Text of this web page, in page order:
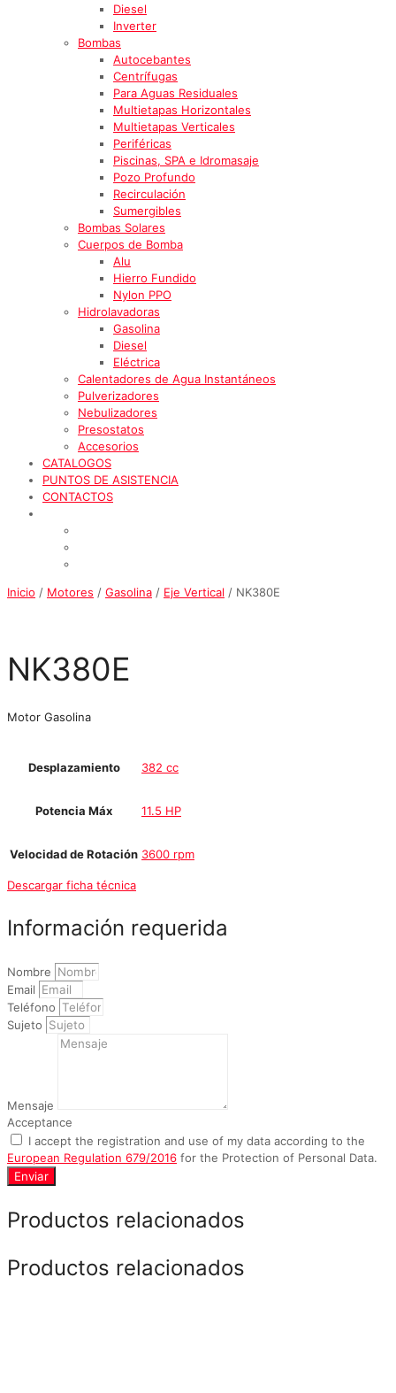
Diesel
Inverter
Bombas
Autocebantes
Centrífugas
Para Aguas Residuales
Multietapas Horizontales
Multietapas Verticales
Periféricas
Piscinas, SPA e Idromasaje
Pozo Profundo
Recirculación
Sumergibles
Bombas Solares
Cuerpos de Bomba
Alu
Hierro Fundido
Nylon PPO
Hidrolavadoras
Gasolina
Diesel
Eléctrica
Calentadores de Agua Instantáneos
Pulverizadores
Nebulizadores
Presostatos
Accesorios
CATALOGOS
PUNTOS DE ASISTENCIA
CONTACTOS
Inicio / Motores / Gasolina / Eje Vertical / NK380E
NK380E
Motor Gasolina
Desplazamiento 382 cc
Potencia Máx 11.5 HP
Velocidad de Rotación 3600 rpm
Descargar ficha técnica
Información requerida
Nombre
Email
Teléfono
Sujeto
Mensaje
Acceptance
I accept the registration and use of my data according to the
European Regulation 679/2016 for the Protection of Personal Data.
Enviar
Productos relacionados
Productos relacionados